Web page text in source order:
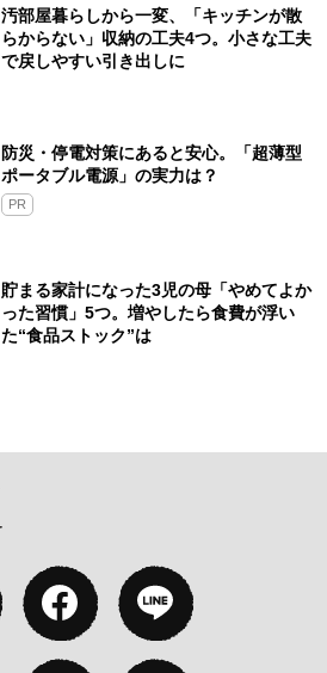
汚部屋暮らしから一変、「キッチンが散
らからない」収納の工夫4つ。小さな工夫
で戻しやすい引き出しに
防災・停電対策にあると安心。「超薄型
ポータブル電源」の実力は？​
PR
貯まる家計になった3児の母「やめてよか
った習慣」5つ。増やしたら食費が浮い
た“食品ストック”は